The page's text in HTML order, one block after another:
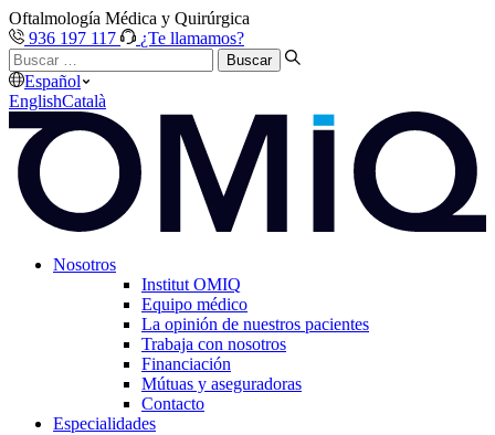
Oftalmología Médica y Quirúrgica
936 197 117
¿Te llamamos?
Buscar
…Español
EnglishCatalà
Nosotros
Institut OMIQ
Equipo médico
La opinión de nuestros pacientes
Trabaja con nosotros
Financiación
Mútuas y aseguradoras
Contacto
Especialidades